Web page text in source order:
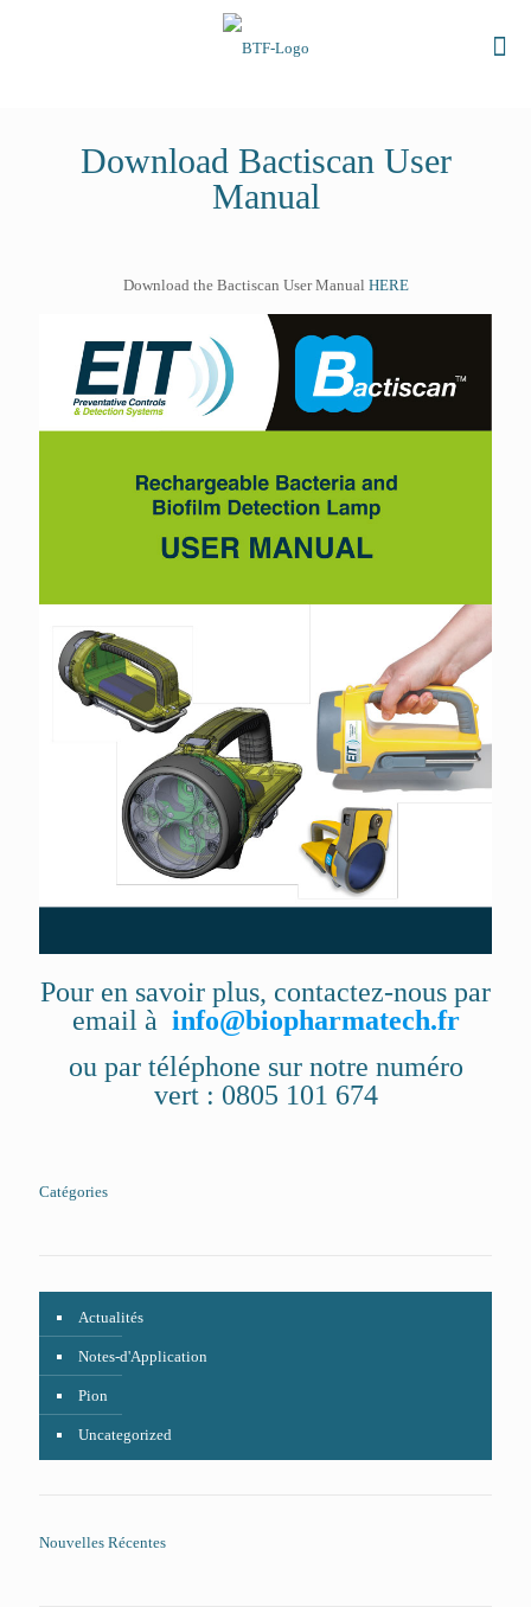
Download Bactiscan User
Manual
Download the Bactiscan User Manual HERE
Pour en savoir plus, contactez-nous par
email à info@biopharmatech.fr
ou par téléphone sur notre numéro
vert : 0805 101 674
Catégories
Actualités
Notes-d'Application
Pion
Uncategorized
Nouvelles Récentes